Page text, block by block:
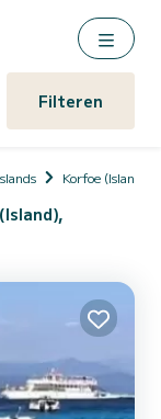
Filteren
Korfoe (Island)